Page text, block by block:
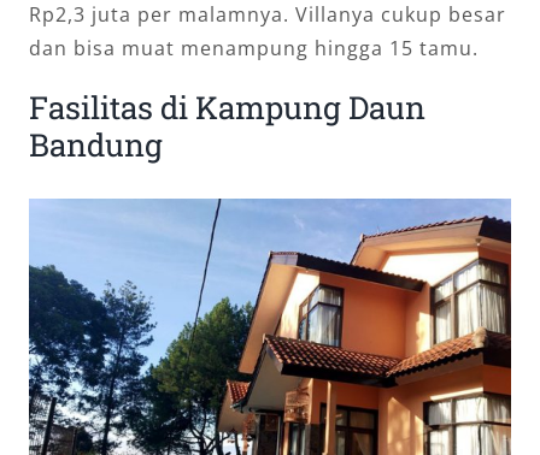
Rp2,3 juta per malamnya. Villanya cukup besar
dan bisa muat menampung hingga 15 tamu.
Fasilitas di Kampung Daun
Bandung